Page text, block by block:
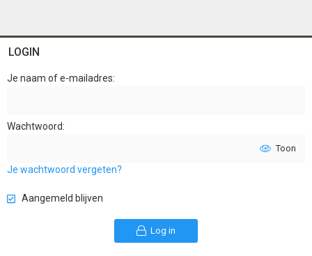
LOGIN
Je naam of e-mailadres
Wachtwoord
Toon
Je wachtwoord vergeten?
Aangemeld blijven
Log in